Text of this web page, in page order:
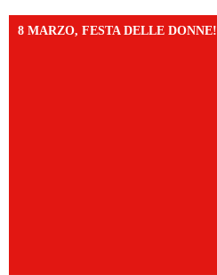
8 MARZO, FESTA DELLE DONNE!